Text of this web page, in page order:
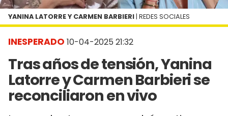
INESPERADO 10-04-2025 21:32
Tras años de tensión, Yanina
Latorre y Carmen Barbieri se
reconciliaron en vivo
YANINA LATORRE Y CARMEN BARBIERI | REDES SOCIALES